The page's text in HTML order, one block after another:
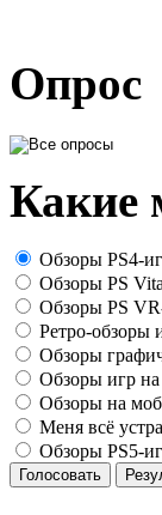
Опрос
Какие
Обзоры PS4-
Обзоры PS
Обзоры PS
Ретро-обзоры
Обзоры
Обзоры игр на
Обзоры на
Меня всё
Обзоры PS5-
Голосовать